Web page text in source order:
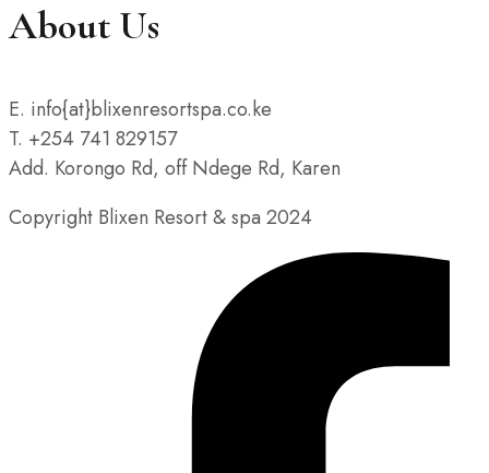
About Us
E. info{at}blixenresortspa.co.ke
T. +254 741 829157
Add. Korongo Rd, off Ndege Rd, Karen
Copyright Blixen Resort & spa 2024